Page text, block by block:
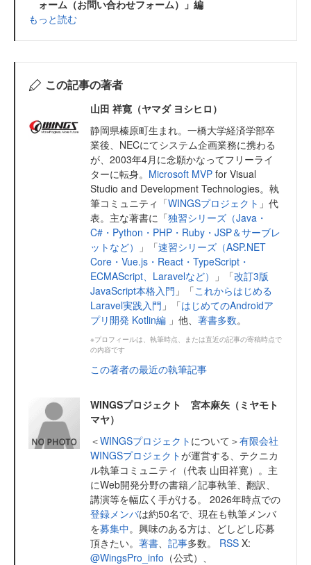
ォーム（お問い合わせフォーム）」編
もっと読む
この記事の著者
山田 祥寛（ヤマダ ヨシヒロ）
静岡県榛原町生まれ。一橋大学経済学部卒
業後、NECにてシステム企画業務に携わる
が、2003年4月に念願かなってフリーライ
ターに転身。 Microsoft MVP for Visual
Studio and Development Technologies。執
筆コミュニティ「WINGSプロジェクト 」代
表。主な著書に「独習シリーズ（Java・
C#・Python・PHP・Ruby・JSP＆サーブレ
ットなど）
」「速習シリーズ（ASP.NET
Core・Vue.js・React・TypeScript・
ECMAScript、Laravelなど）
」「改訂3版
JavaScript本格入門 」「これからはじめる
Laravel実践入門 」「はじめてのAndroidア
プリ開発 Kotlin編 」他、 著書多数。
※プロフィールは、執筆時点、または直近の記事の寄稿時点で
の内容です
この著者の最近の執筆記事
WINGSプロジェクト 宮本麻矢（ミヤモト
マヤ）
＜WINGSプロジェクト について＞有限会社
WINGSプロジェクトが運営する、テクニカ
ル執筆コミュニティ（代表 山田祥寛）。主
にWeb開発分野の書籍／記事執筆、翻訳、
講演等を幅広く手がける。 2026年時点での
登録メンバは約50名で、現在も執筆メンバ
を募集中。興味のある方は、どしどし応募
頂きたい。 著書、 記事多数。 RSS X:
@WingsPro_info （公式）、